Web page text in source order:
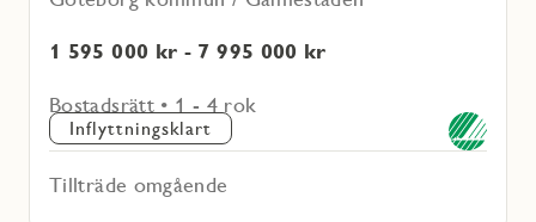
1 595 000 kr - 7 995 000 kr
Bostadsrätt • 1 - 4 rok
Inflyttningsklart
Tillträde omgående